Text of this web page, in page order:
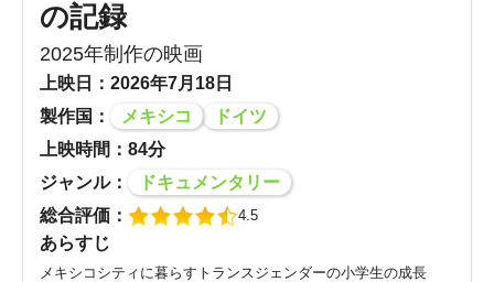
の記録
2025年制作の映画
上映日：2026年7月18日
製作国：
メキシコ
ドイツ
上映時間：84分
ジャンル：
ドキュメンタリー
総合評価：
4.5
あらすじ
メキシコシティに暮らすトランスジェンダーの小学生の成長